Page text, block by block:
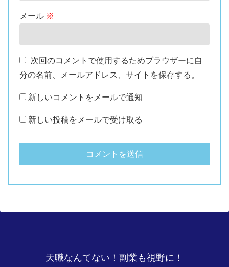
メール ※
次回のコメントで使用するためブラウザーに自
分の名前、メールアドレス、サイトを保存する。
新しいコメントをメールで通知
新しい投稿をメールで受け取る
天職なんてない！副業も視野に！